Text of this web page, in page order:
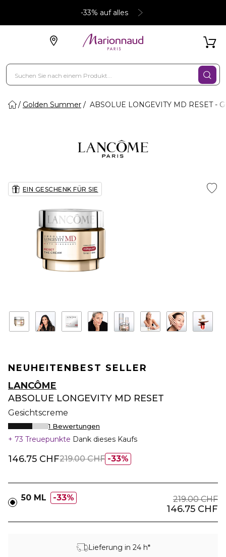
-33% auf alles
Golden Summer ABSOLUE LONGEVITY MD RESET -
EIN GESCHENK FÜR SIE
NEUHEITENBEST SELLER
LANCÔME
ABSOLUE LONGEVITY MD RESET
Gesichtscreme
1 Bewertungen
73 Treuepunkte Dank dieses Kaufs
33%
146.75 CHF219.00 CHF
50 ML 33% 219.00 CHF
146.75 CHF
Lieferung in 24 h*